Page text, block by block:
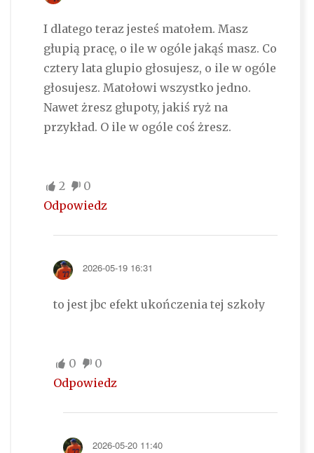
I dlatego teraz jesteś matołem. Masz
głupią pracę, o ile w ogóle jakąś masz. Co
cztery lata glupio głosujesz, o ile w ogóle
głosujesz. Matołowi wszystko jedno.
Nawet żresz głupoty, jakiś ryż na
przykład. O ile w ogóle coś żresz.
2
0
Odpowiedz
2026-05-19 16:31
to jest jbc efekt ukończenia tej szkoły
0
0
Odpowiedz
2026-05-20 11:40